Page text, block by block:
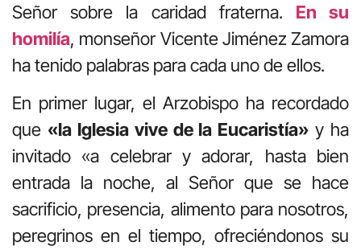
Señor sobre la caridad fraterna. En su
homilía, monseñor Vicente Jiménez Zamora
ha tenido palabras para cada uno de ellos.
En primer lugar, el Arzobispo ha recordado
que «la Iglesia vive de la Eucaristía» y ha
invitado «a celebrar y adorar, hasta bien
entrada la noche, al Señor que se hace
sacrificio, presencia, alimento para nosotros,
peregrinos en el tiempo, ofreciéndonos su